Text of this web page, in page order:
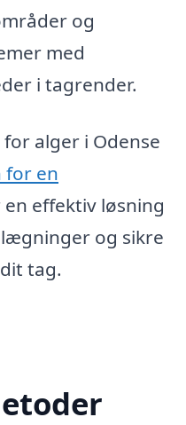
og
med
i tagrender.
alger i Odense
for en
effektiv løsning
og sikre
tag.